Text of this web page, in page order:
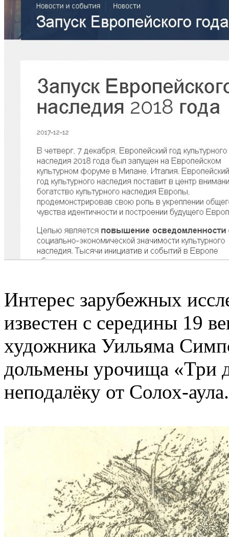
Интерес зарубежных
известен с середины 19
художника Уильяма
дольмены урочища «Три
неподалёку от Солох-аула.